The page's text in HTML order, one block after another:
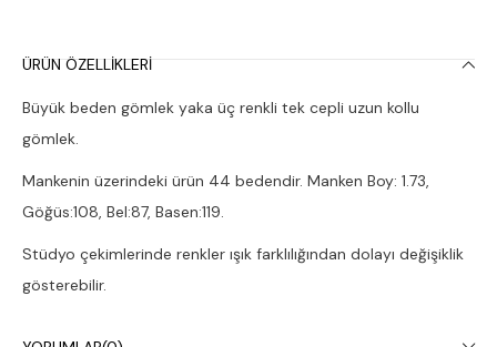
ÜRÜN ÖZELLIKLERI
Büyük beden gömlek yaka üç renkli tek cepli uzun kollu
gömlek.
Mankenin üzerindeki ürün 44 bedendir. Manken Boy: 1.73,
Göğüs:108, Bel:87, Basen:119.
Stüdyo çekimlerinde renkler ışık farklılığından dolayı değişiklik
gösterebilir.